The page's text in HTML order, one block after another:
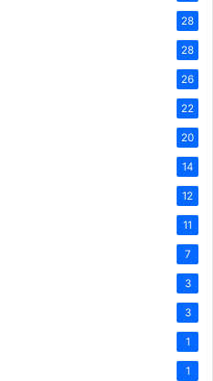
28
28
26
22
20
14
12
11
7
3
3
1
1